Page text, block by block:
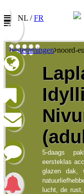
NL /FR
Vul uw e-mail
ontvangen
Naam:
E-mail:
bestemmingen noord-
5-daags
eersteklas
glazen dak,
lucht, de